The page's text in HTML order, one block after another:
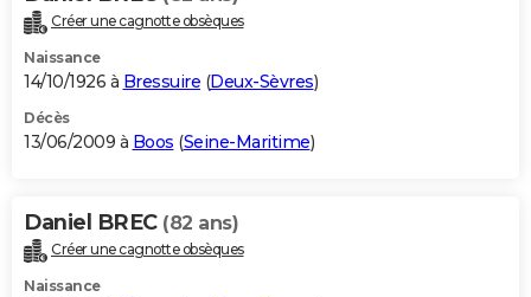
Créer une cagnotte obsèques
Naissance
14/10/1926 à Bressuire (Deux-Sèvres)
Décès
13/06/2009 à Boos (Seine-Maritime)
Daniel BREC (82 ans)
Créer une cagnotte obsèques
Naissance